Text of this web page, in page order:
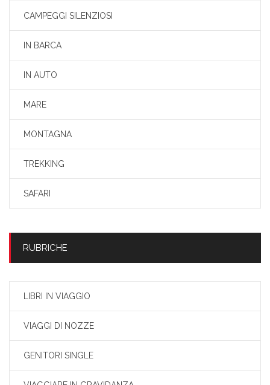
CAMPEGGI SILENZIOSI
IN BARCA
IN AUTO
MARE
MONTAGNA
TREKKING
SAFARI
RUBRICHE
LIBRI IN VIAGGIO
VIAGGI DI NOZZE
GENITORI SINGLE